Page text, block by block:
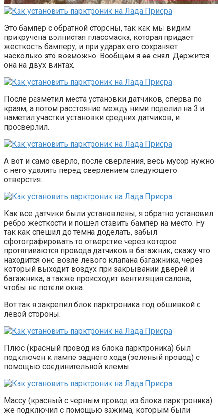
Это бампер с обратной стороны, так как мы видим
прикручена волнистая плассмаска, которая придает
жесткость бамперу, и при ударах его сохраняет
насколько это возможно. Вообщем я ее снял. Держится
она на двух винтах.
После разметил места установки датчиков, сперва по
краям, а потом расстояние между ними поделил на 3 и
наметил участки установки средних датчиков, и
просверлил.
А вот и само сверло, после сверления, весь мусор нужно
с него удалять перед сверлением следующего
отверстия.
Как все датчики были установлены, я обратно установил
ребро жесткости и пошел ставить бампер на место. Ну
так как спешил до темна доделать, забыл
сфотографировать то отверстие через которое
протягиваются провода датчиков в багажник, скажу что
находится оно возле левого клапана багажника, через
который выходит воздух при закрывании дверей и
багажника, а также происходит вентиляция салона,
чтобы не потели окна.
Вот так я закрепил блок парктроника под обшивкой с
левой стороны.
Плюс (красный провод из блока парктроника) был
подключен к лампе заднего хода (зеленый провод) с
помощью соединительной клемы.
Массу (красный с черным провод из блока парктроника)
же подключил с помощью зажима, которым были